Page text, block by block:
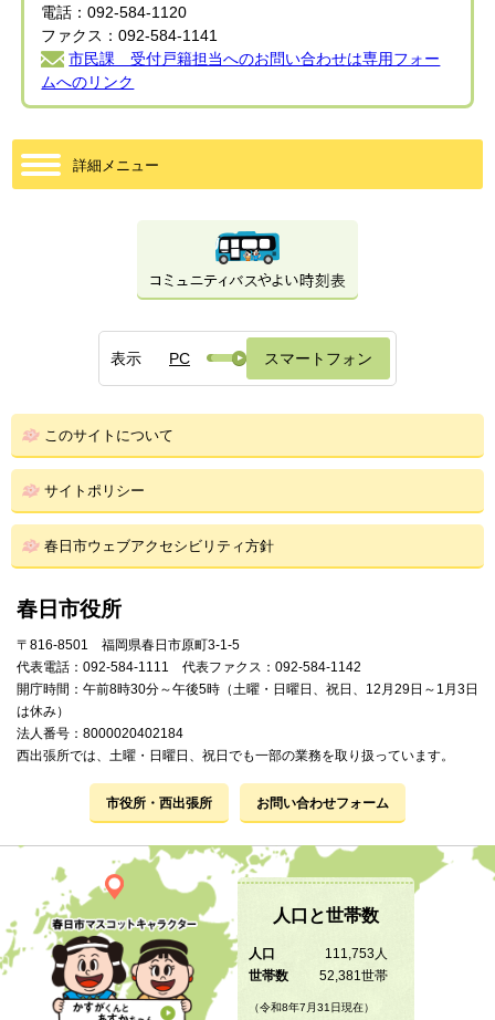
電話：092-584-1120
ファクス：092-584-1141
市民課 受付戸籍担当へのお問い合わせは専用フォー
ムへのリンク
詳細メニュー
表示 PC スマートフォン
このサイトについて
サイトポリシー
春日市ウェブアクセシビリティ方針
春日市役所
〒816-8501 福岡県春日市原町3-1-5
代表電話：092-584-1111 代表ファクス：092-584-1142
開庁時間：午前8時30分～午後5時（土曜・日曜日、祝日、12月29日～1月3日
は休み）
法人番号：8000020402184
西出張所では、土曜・日曜日、祝日でも一部の業務を取り扱っています。
市役所・西出張所 お問い合わせフォーム
人口と世帯数
人口
111,753人
世帯数
52,381世帯
（令和8年7月31日現在）